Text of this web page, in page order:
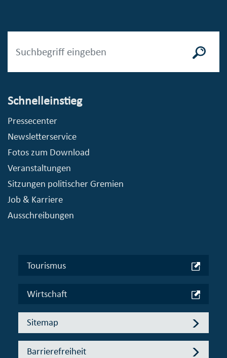
Schnelleinstieg
Pressecenter
Newsletterservice
Fotos zum Download
Veranstaltungen
Sitzungen politischer Gremien
Job & Karriere
Ausschreibungen
Tourismus
Wirtschaft
Sitemap
Barrierefreiheit